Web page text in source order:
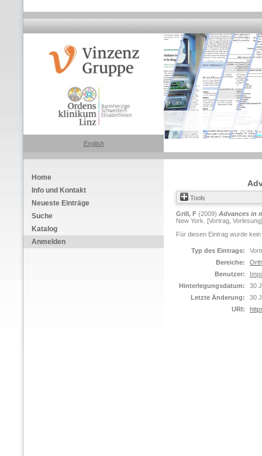
English
Home
Info und Kontakt
Neueste Einträge
Suche
Katalog
Anmelden
Tools
Grill, F (2009) Advances in
New York. [Vortrag, Vorlesung]
Für diesen Eintrag wurde
Typ des Eintrags:
Bereiche:
Benutzer:
Hinterlegungsdatum:
30
Letzte Änderung:
30
URI: